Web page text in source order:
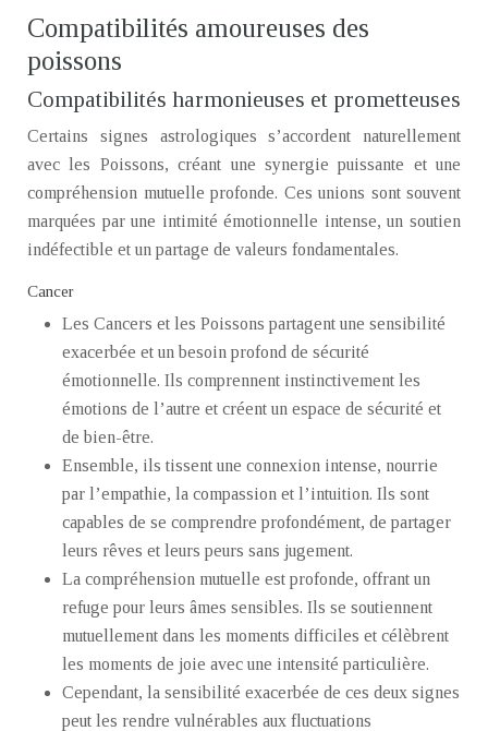
Compatibilités amoureuses des
poissons
Compatibilités harmonieuses et prometteuses
Certains signes astrologiques s’accordent naturellement
avec les Poissons, créant une synergie puissante et une
compréhension mutuelle profonde. Ces unions sont souvent
marquées par une intimité émotionnelle intense, un soutien
indéfectible et un partage de valeurs fondamentales.
Cancer
Les Cancers et les Poissons partagent une sensibilité
exacerbée et un besoin profond de sécurité
émotionnelle. Ils comprennent instinctivement les
émotions de l’autre et créent un espace de sécurité et
de bien-être.
Ensemble, ils tissent une connexion intense, nourrie
par l’empathie, la compassion et l’intuition. Ils sont
capables de se comprendre profondément, de partager
leurs rêves et leurs peurs sans jugement.
La compréhension mutuelle est profonde, offrant un
refuge pour leurs âmes sensibles. Ils se soutiennent
mutuellement dans les moments difficiles et célèbrent
les moments de joie avec une intensité particulière.
Cependant, la sensibilité exacerbée de ces deux signes
peut les rendre vulnérables aux fluctuations